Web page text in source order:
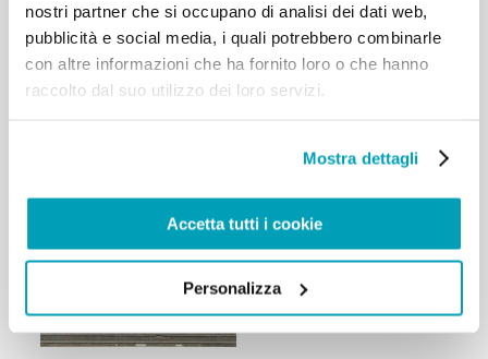
nostri partner che si occupano di analisi dei dati web,
pubblicità e social media, i quali potrebbero combinarle
con altre informazioni che ha fornito loro o che hanno
raccolto dal suo utilizzo dei loro servizi.
Mostra dettagli
Accetta tutti i cookie
Personalizza